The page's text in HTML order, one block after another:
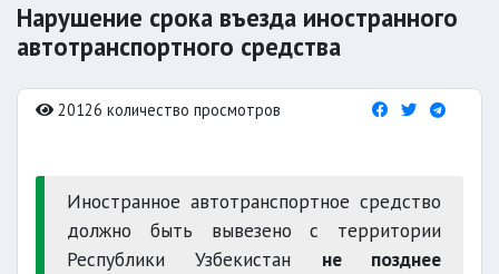
Нарушение срока въезда иностранного
автотранспортного средства
20126 количество просмотров
Иностранное автотранспортное средство
должно быть вывезено с территории
Республики Узбекистан не позднее